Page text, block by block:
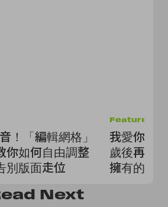
！「編輯網格」
你如何自由調整
別版面走位
Features
我愛你，
歲後再刷
擁有的是
Next